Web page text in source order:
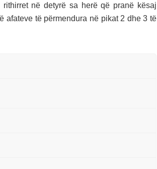
në detyrë sa herë që pranë kësaj
afateve të përmendura në pikat 2 dhe 3 të